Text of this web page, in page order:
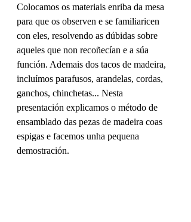
Colocamos os materiais enriba da mesa
para que os observen e se familiaricen
con eles, resolvendo as dúbidas sobre
aqueles que non recoñecían e a súa
función. Ademais dos tacos de madeira,
incluímos parafusos, arandelas, cordas,
ganchos, chinchetas... Nesta
presentación explicamos o método de
ensamblado das pezas de madeira coas
espigas e facemos unha pequena
demostración.